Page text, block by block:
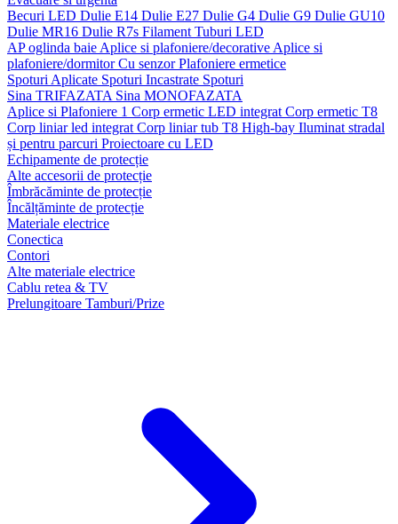
Becuri LED Dulie E14 Dulie E27 Dulie G4 Dulie G9 Dulie GU10
Dulie MR16 Dulie R7s Filament Tuburi LED
AP oglinda baie Aplice si plafoniere/decorative Aplice si
plafoniere/dormitorCu senzorPlafoniere ermetice
Spoturi Aplicate Spoturi Incastrate Spoturi
Sina TRIFAZATA Sina MONOFAZATA
Aplice si Plafoniere 1 Corp ermetic LED integrat Corp ermetic T8
Corp liniar led integrat Corp liniar tub T8 High-bay Iluminat stradal
și pentru parcuri Proiectoare cu LED
Echipamente de protecție
Alte accesorii de protecție
Îmbrăcăminte de protecție
Încălțăminte de protecție
Materiale electrice
Conectica
Contori
Alte materiale electrice
Cablu retea & TV
Prelungitoare Tamburi/Prize